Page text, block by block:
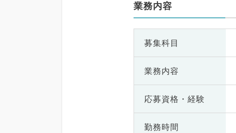
業務内容
募集科目
業務内容
応募資格・ 経験
勤務時間